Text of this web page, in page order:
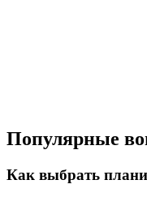
Популярные
Как выбрать